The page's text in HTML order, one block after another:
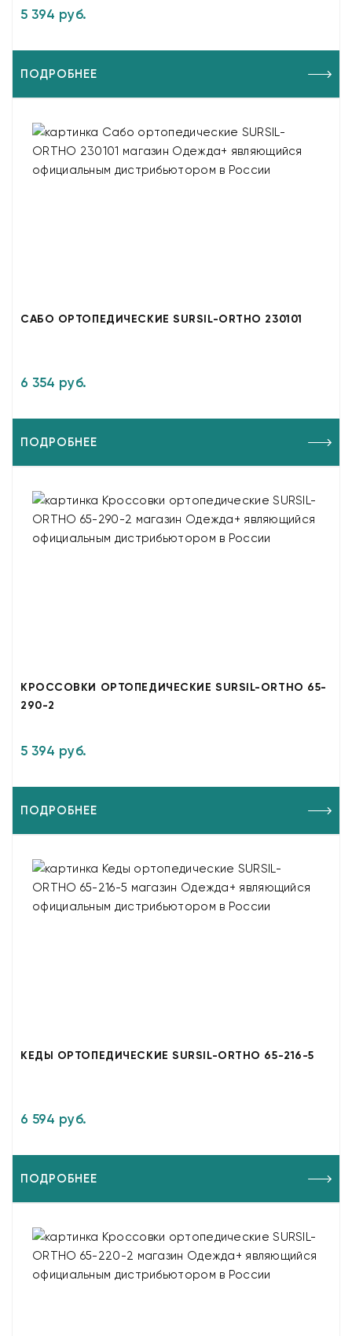
5 394 руб.
ПОДРОБНЕЕ
САБО ОРТОПЕДИЧЕСКИЕ SURSIL-ORTHO 230101
6 354 руб.
ПОДРОБНЕЕ
КРОССОВКИ ОРТОПЕДИЧЕСКИЕ SURSIL-ORTHO 65-
290-2
5 394 руб.
ПОДРОБНЕЕ
КЕДЫ ОРТОПЕДИЧЕСКИЕ SURSIL-ORTHO 65-216-5
6 594 руб.
ПОДРОБНЕЕ